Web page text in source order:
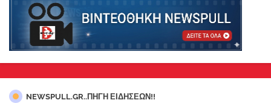
NEWSPULL.GR..ΠΗΓΗ ΕΙΔΗΣΕΩΝ!!